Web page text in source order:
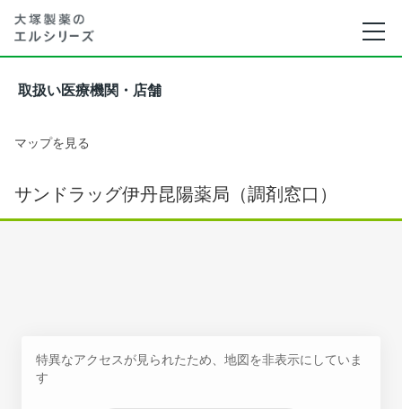
取扱い医療機関・店舗
マップを見る
サンドラッグ伊丹昆陽薬局（調剤窓口）
特異なアクセスが見られたため、地図を非表示にしていま
す